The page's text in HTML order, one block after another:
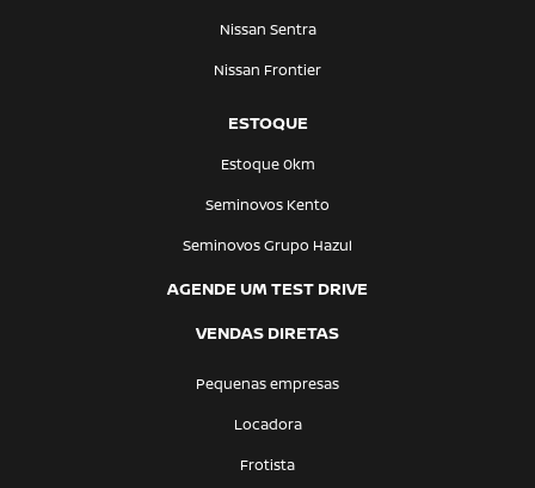
Nissan Sentra
Nissan Frontier
ESTOQUE
Estoque 0km
Seminovos Kento
Seminovos Grupo Hazul
AGENDE UM TEST DRIVE
VENDAS DIRETAS
Pequenas empresas
Locadora
Frotista